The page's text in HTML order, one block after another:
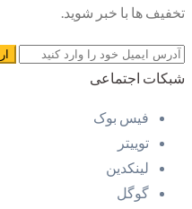
تخفیف ها با خبر شوید.
شبکات اجتماعی
فیس بوک
توییتر
لینکدین
گوگل